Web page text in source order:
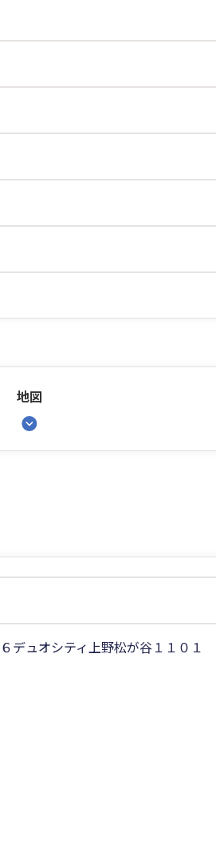
地図
デュオシティ上野松が谷１１０１